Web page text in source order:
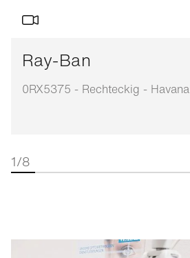
Ray-Ban
0RX5375 - Rechteckig - Havana
1/8